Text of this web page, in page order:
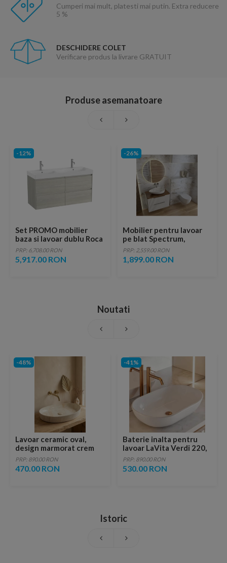
Cumperi mai mult, platesti mai putin. Extra reducere
5 %
DESCHIDERE COLET
Verificare produs la livrare GRATUIT
Produse asemanatoare
-12%
Set PROMO mobilier
baza si lavoar dublu Roca
Ona Unik 4 sertare
120x46 cm stejar deschis
PRP: 6,708.00 RON
5,917.00 RON
-26%
Mobilier pentru lavoar
pe blat Spectrum,
Omaha, finisaj riflat, 60
cm, alb
PRP: 2,559.00 RON
1,899.00 RON
Noutati
-48%
Lavoar ceramic oval,
design marmorat crem
lucios cu vene aurii,
ventil inclus
PRP: 890.00 RON
470.00 RON
-41%
Baterie inalta pentru
lavoar LaVita Verdi 220,
fara ventil, brushed
copper
PRP: 890.00 RON
530.00 RON
Istoric